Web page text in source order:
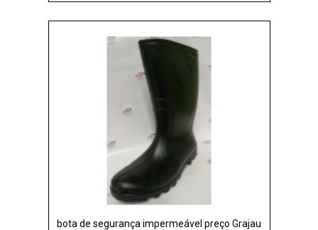
bota de segurança impermeável preço Grajau